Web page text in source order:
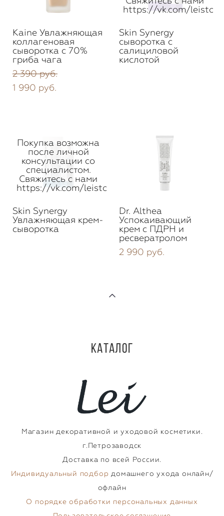
Kaine Увлажняющая
коллагеновая
сыворотка с 70%
гриба чага
2 390 pуб.
1 990 pуб.
https://vk.com/leistore
Skin Synergy
сыворотка с
салициловой
кислотой
Покупка возможна
после личной
консультации со
специалистом.
Свяжитесь с нами
https://vk.com/leistore
Skin Synergy
Увлажняющая крем-
сыворотка
Dr. Althea
Успокаивающий
крем с ПДРН и
ресвератролом
2 990 pуб.
Каталог
Магазин декоративной и уходовой косметики.
г.Петрозаводск
Доставка по всей России.
Индивидуальный подбор домашнего ухода онлайн/
офлайн
О порядке обработки персональных данных